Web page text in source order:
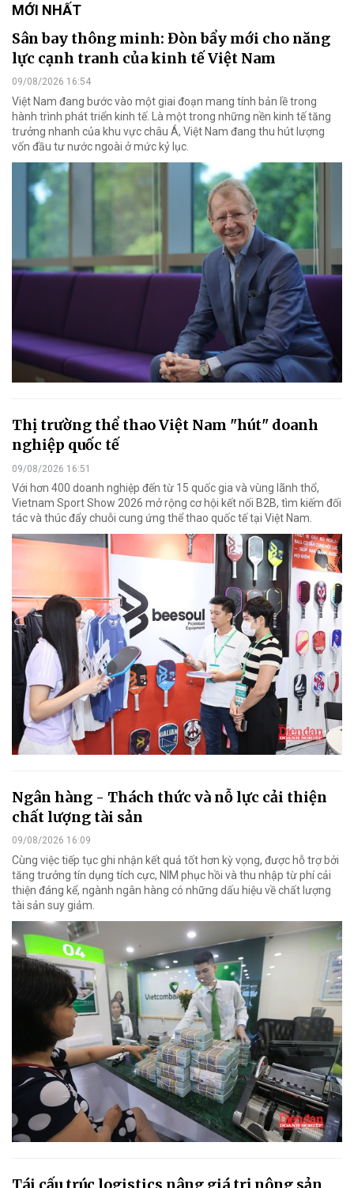
MỚI NHẤT
Sân bay thông minh: Đòn bẩy mới cho năng
lực cạnh tranh của kinh tế Việt Nam
09/08/2026 16:54
Việt Nam đang bước vào một giai đoạn mang tính bản lề trong
hành trình phát triển kinh tế. Là một trong những nền kinh tế tăng
trưởng nhanh của khu vực châu Á, Việt Nam đang thu hút lượng
vốn đầu tư nước ngoài ở mức kỷ lục.
Thị trường thể thao Việt Nam "hút" doanh
nghiệp quốc tế
09/08/2026 16:51
Với hơn 400 doanh nghiệp đến từ 15 quốc gia và vùng lãnh thổ,
Vietnam Sport Show 2026 mở rộng cơ hội kết nối B2B, tìm kiếm đối
tác và thúc đẩy chuỗi cung ứng thể thao quốc tế tại Việt Nam.
Ngân hàng - Thách thức và nỗ lực cải thiện
chất lượng tài sản
09/08/2026 16:09
Cùng việc tiếp tục ghi nhận kết quả tốt hơn kỳ vọng, được hỗ trợ bởi
tăng trưởng tín dụng tích cực, NIM phục hồi và thu nhập từ phí cải
thiện đáng kể, ngành ngân hàng có những dấu hiệu về chất lượng
tài sản suy giảm.
Tái cấu trúc logistics nâng giá trị nông sản